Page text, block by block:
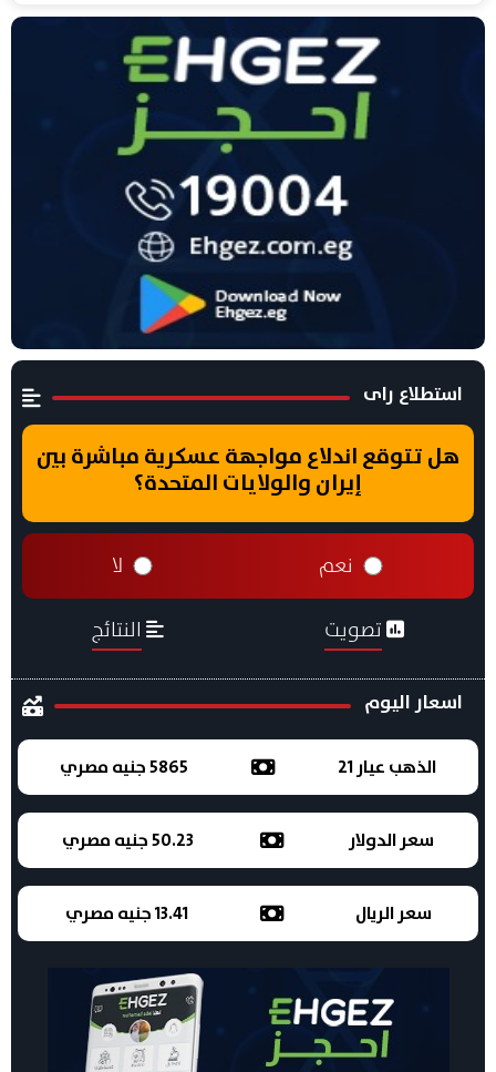
استطلاع راى
هل تتوقع اندلاع مواجهة عسكرية مباشرة بين
إيران والولايات المتحدة؟
نعم لا
تصويت النتائج
اسعار اليوم
الذهب عيار 21 5865 جنيه مصري
سعر الدولار 50.23 جنيه مصري
سعر الريال 13.41 جنيه مصري